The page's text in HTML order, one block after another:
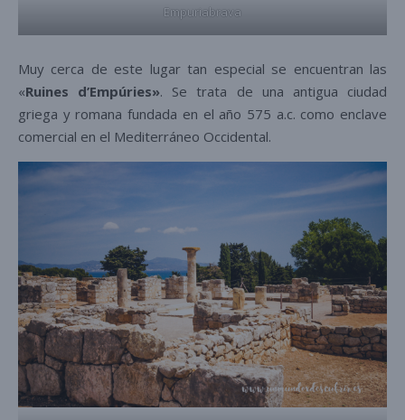
Empuriabrava
Muy cerca de este lugar tan especial se encuentran las
«Ruines d’Empúries». Se trata de una antigua ciudad
griega y romana fundada en el año 575 a.c. como enclave
comercial en el Mediterráneo Occidental.